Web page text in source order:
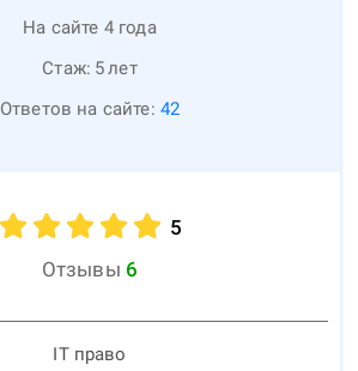
На сайте 4 года
Стаж: 5лет
Ответов на сайте: 42
5
Отзывы 6
IT право